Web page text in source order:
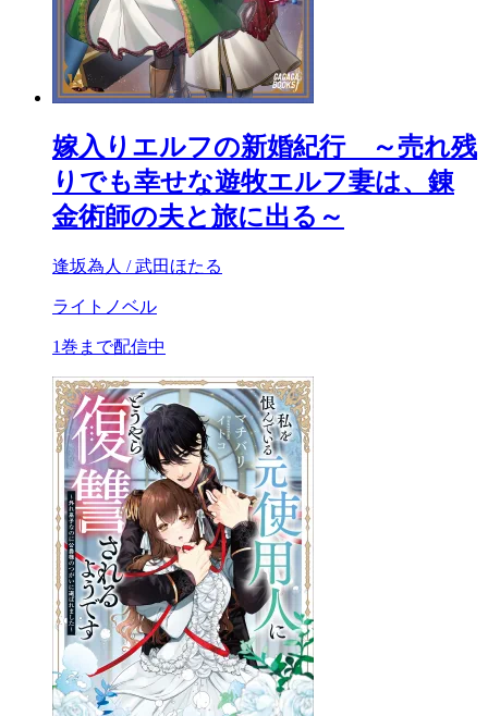
嫁入りエルフの新婚紀行 ～売れ残
りでも幸せな遊牧エルフ妻は、錬
金術師の夫と旅に出る～
逢坂為人 / 武田ほたる
ライトノベル
1巻まで配信中